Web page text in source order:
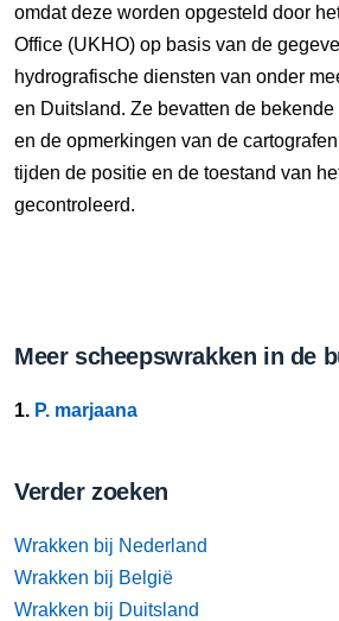
omdat deze worden opgesteld door
Office (UKHO) op basis van de
hydrografische diensten van onder
en Duitsland. Ze bevatten de
en de opmerkingen van de
tijden de positie en de toestand van
gecontroleerd.
Meer scheepswrakken in de
1. P. marjaana
Verder zoeken
Wrakken bij Nederland
Wrakken bij België
Wrakken bij Duitsland